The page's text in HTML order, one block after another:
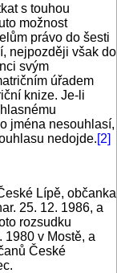
s touhou
možnost
právo do šesti
nejpozději však do
svým
úřadem
knize. Je-li
jména nesouhlasí,
nedojde.[2]
Lípě, občanka
25. 12. 1986, a
rozsudku
1980 v Mostě, a
České